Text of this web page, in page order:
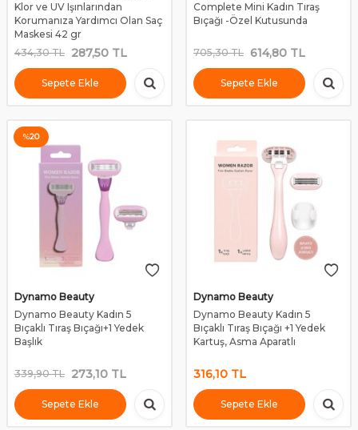
Klor ve UV Işınlarından
Korumanıza Yardımcı Olan Saç
Maskesi 42 gr
434,30TL 287,50 TL
Sepete Ekle
Complete Mini Kadın Tıraş
Bıçağı -Özel Kutusunda
705,30TL 614,80 TL
Sepete Ekle
%20
Dynamo Beauty
Dynamo Beauty Kadın 5
Bıçaklı Tıraş Bıçağı+1 Yedek
Başlık
339,90TL 273,10 TL
Sepete Ekle
Dynamo Beauty
Dynamo Beauty Kadın 5
Bıçaklı Tıraş Bıçağı +1 Yedek
Kartuş, Asma Aparatlı
316,10 TL
Sepete Ekle